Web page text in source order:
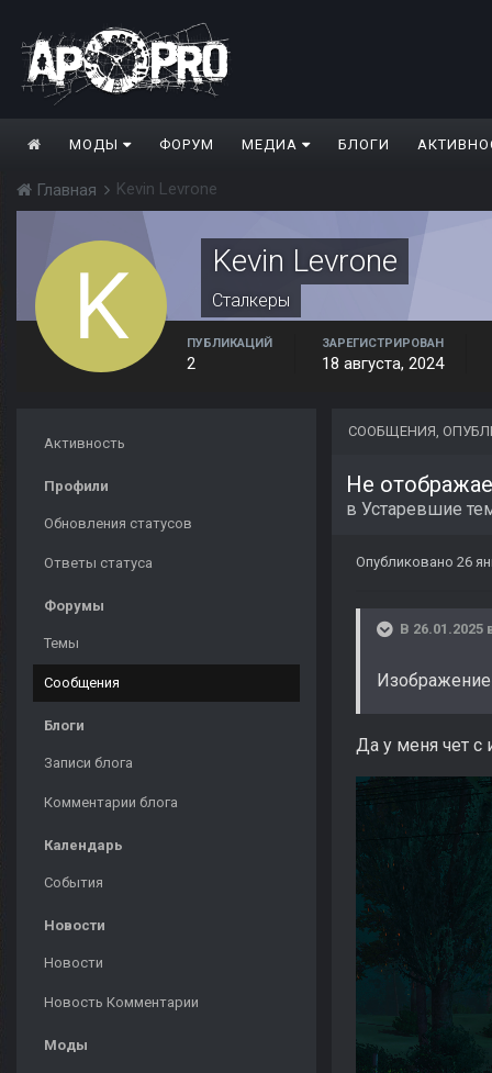
МОДЫ ФОРУМ МЕДИА БЛОГИ
Главная Kevin Levrone
Kevin Levrone
Сталкеры
ПУБЛИКАЦИЙ
2
ЗАРЕГИСТРИРОВАН
18 августа, 2024
Активность
Профили
Обновления статусов
Ответы статуса
Форумы
Темы
Сообщения
Блоги
Записи блога
Комментарии блога
Календарь
События
Новости
Новости
Новость Комментарии
Моды
СООБЩЕНИЯ,
в Устаревшие
Опубликовано 26
В 26.01.2025
Изображение
Да у меня чет с